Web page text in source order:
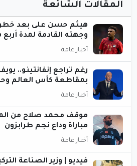
المقالات الشائعة
هيثم حسن على بعد
وجهته القادمة لمدة
أخبار عامة
رغم تراجع إنفانتينو..
بمقاطعة كأس العالم
أخبار عامة
موقف محمد صلاح من
مباراة وداع نجم طرابزون
أخبار عامة
فيديو | وزير الصناعة